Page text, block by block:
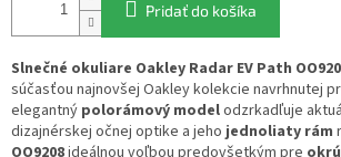
Pridať do košíka
Slnečné okuliare Oakley Radar EV Path
súčasťou najnovšej Oakley kolekcie navrhnutej
elegantný polorámový modelodzrkadľuje
dizajnérskej očnej optike a jehojednoliaty rám